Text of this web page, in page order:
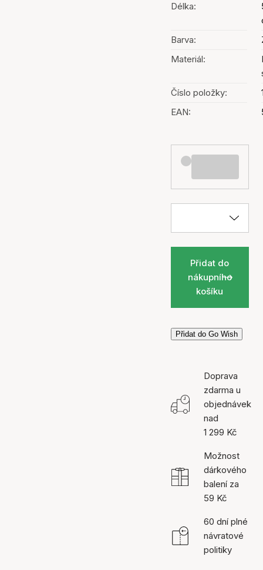
Délka:
Barva:
Materiál:
Číslo položky:
EAN:
Přidat do
nákupního
košíku
Přidat do Go Wish
Doprava
zdarma u
objednávek
nad
1 299 Kč
Možnost
dárkového
balení za
59 Kč
60 dní plné
návratové
politiky